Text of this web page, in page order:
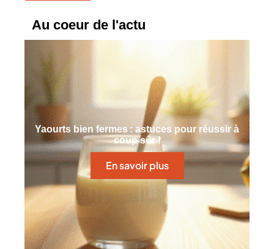
Au coeur de l'actu
Yaourts bien fermes : astuces pour réussir à
coup sûr !
En savoir plus